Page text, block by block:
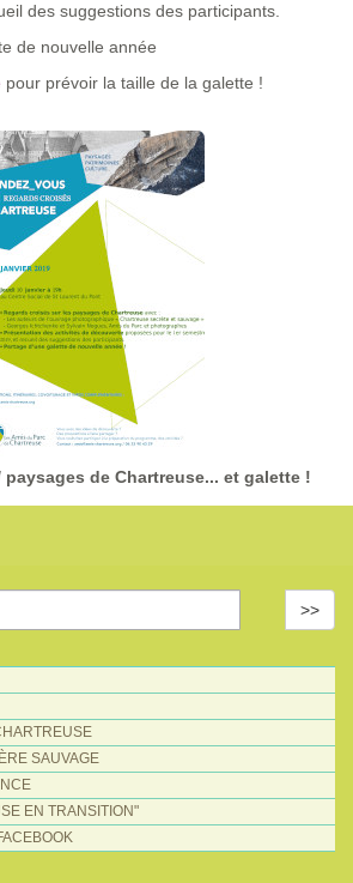
des suggestions des participants.
de nouvelle année
pour prévoir la taille de la galette !
paysages de Chartreuse... et galette !
>>
SAUVAGE
EN TRANSITION"